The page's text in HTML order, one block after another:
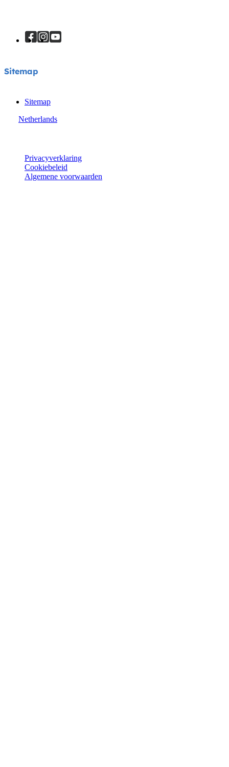
Sitemap
Sitemap
Netherlands
Privacyverklaring
Cookiebeleid
Algemene voorwaarden